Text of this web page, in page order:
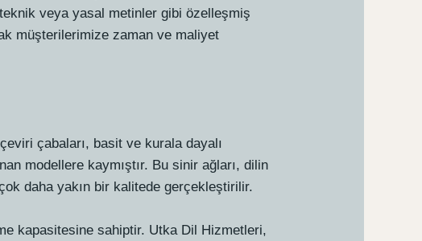
veya yasal metinler gibi özelleşmiş
müşterilerimize zaman ve maliyet
çabaları, basit ve kurala dayalı
modellere kaymıştır. Bu sinir ağları, dilin
daha yakın bir kalitede gerçekleştirilir.
kapasitesine sahiptir. Utka Dil Hizmetleri,